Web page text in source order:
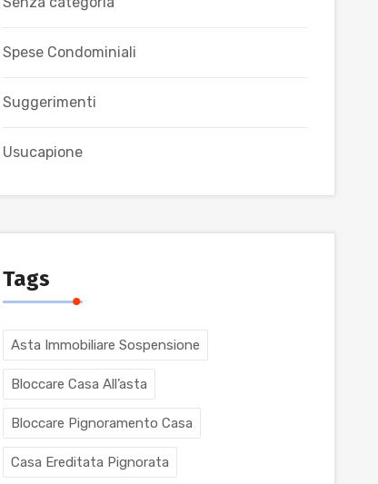
Spese Condominiali
Suggerimenti
Usucapione
Tags
Asta Immobiliare Sospensione
Bloccare Casa All’asta
Bloccare Pignoramento Casa
Casa Ereditata Pignorata